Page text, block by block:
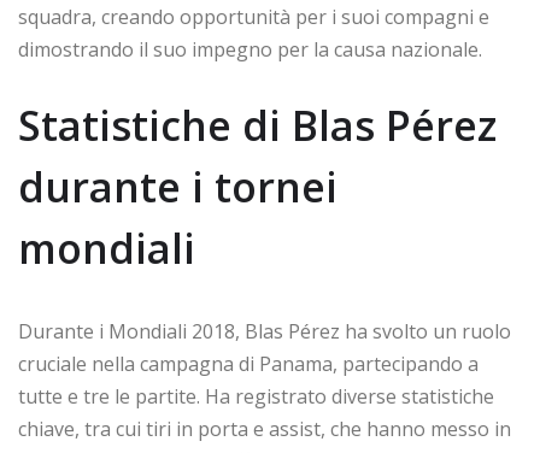
squadra, creando opportunità per i suoi compagni e
dimostrando il suo impegno per la causa nazionale.
Statistiche di Blas Pérez
durante i tornei
mondiali
Durante i Mondiali 2018, Blas Pérez ha svolto un ruolo
cruciale nella campagna di Panama, partecipando a
tutte e tre le partite. Ha registrato diverse statistiche
chiave, tra cui tiri in porta e assist, che hanno messo in